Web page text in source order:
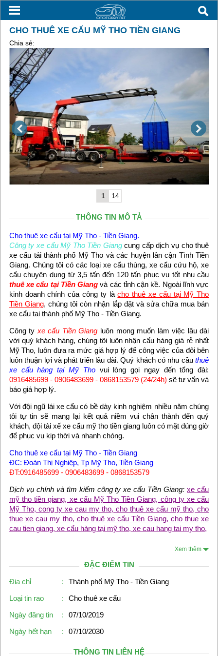
CHO THUÊ XE CẨU MỸ THO TIỀN GIANG
Chia sẻ:
1 14
THÔNG TIN MÔ TẢ
Cho thuê xe cẩu tại Mỹ Tho - Tiền Giang.
Công ty xe cẩu Mỹ Tho Tiền Giangcung cấp dịch vụ cho thuê
xe cẩu tải thành phố Mỹ Tho và các huyện lân cận Tình Tiền
Giang. Chúng tôi có các loại xe cẩu thùng, xe cẩu cứu hộ, xe
cẩu chuyên dụng từ 3,5 tấn đến 120 tấn phục vụ tốt nhu cầu
thuê xe cẩu tại Tiền Giang và các tỉnh cận kề. Ngoài lĩnh vực
kinh doanh chính của công ty làcho thuê xe cẩu tại Mỹ Tho
Tiền Giang, chúng tôi còn nhận lắp đặt và sửa chữa mua bán
xe cẩu tại thành phố Mỹ Tho - Tiền Giang.
Công ty xe cẩu Tiền Giang luôn mong muốn làm việc lâu dài
với quý khách hàng, chúng tôi luôn nhận cẩu hàng giá rẻ nhất
Mỹ Tho, luôn đưa ra mức giá hợp lý để công việc của đôi bên
luôn thuận lợi và phát triển lâu dài. Quý khách có nhu cầuthuê
xe cẩu hàng tại Mỹ Thovui lòng gọi ngay đến tổng đài:
0916485699 - 0906483699 - 0868153579 (24/24h)sẽ tư vấn và
báo giá hợp lý.
Với đội ngũ lái xe cẩu có bề dày kinh nghiệm nhiều năm chúng
tôi tự tin sẽ mang lại kết quả niềm vui chân thành đến quý
khách, đội tài xế xe cẩu mỹ tho tiền giang luôn có mặt đúng giờ
để phục vụ kịp thời và nhanh chóng.
Cho thuê xe cẩu tại Mỹ Tho - Tiền Giang
ĐC: Đoàn Thị Nghiệp, Tp Mỹ Tho, Tiền Giang
ĐT:0916485699 - 0906483699 - 0868153579
Dịch vụ chính và tìm kiếm công ty xe cẩu Tiền Giang: xe cẩu
mỹ tho tiền giang, xe cẩu Mỹ Tho Tiền Giang, công ty xe cẩu
Mỹ Tho, cong ty xe cau my tho, cho thuê xe cẩu mỹ tho, cho
thue xe cau my tho, cho thuê xe cẩu Tiền Giang, cho thue xe
cau tien giang, xe cẩu hàng tại mỹ tho, xe cau hang tai my tho,
Xem thêm
ĐẶC ĐIỂM TIN
Địa chỉ :
Thành phố Mỹ Tho - Tiền Giang
Loại tin rao
:
Cho thuê xe cẩu
Ngày đăng tin
:
07/10/2019
Ngày hết hạn
: 07/10/2030
THÔNG TIN LIÊN HỆ